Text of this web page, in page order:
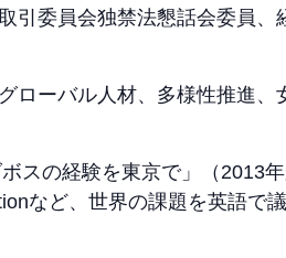
引委員会独禁法懇話会委員、
ローバル人材、多様性推進、
スの経験を東京で」（2013
など、世界の課題を英語で